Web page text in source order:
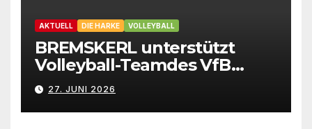
AKTUELL DIE HARKE VOLLEYBALL
BREMSKERL unterstützt
Volleyball-Teamdes VfB
Stolzenau mit neuen Trikots
27. JUNI 2026